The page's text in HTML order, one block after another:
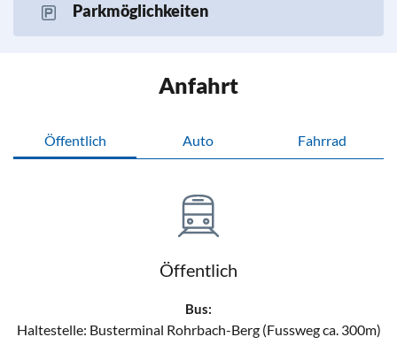
Parkmöglichkeiten
Anfahrt
Öffentlich Auto Fahrrad
Öffentlich
Bus:
Haltestelle: Busterminal Rohrbach-Berg (Fussweg ca. 300m)